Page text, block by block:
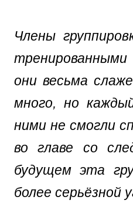
Члены
они весьма
много, но
ними не смогли
во главе со
будущем эта
более серьёзной